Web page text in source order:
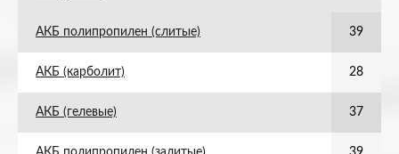
АКБ полипропилен (слитые) 39
АКБ (карболит) 28
АКБ (гелевые) 37